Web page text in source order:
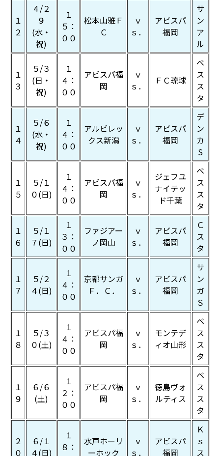
１
２
４/２
９
(水・
祝)
１
５：
００
松本山雅Ｆ
Ｃ
ｖ
ｓ．
アビスパ
福岡
サ
ン
ア
ル
１
３
５/３
(日・
祝)
１
４：
００
アビスパ福
岡
ｖ
ｓ．
ＦＣ琉球
ベ
ス
ス
タ
１
４
５/６
(水・
祝)
１
４：
００
アルビレッ
クス新潟
ｖ
ｓ．
アビスパ
福岡
デ
ン
カ
S
１
５
５/１
０(日)
１
４：
００
アビスパ福
岡
ｖ
ｓ．
ジェフユ
ナイテッ
ド千葉
ベ
ス
ス
タ
１
６
５/１
７(日)
１
３：
００
ファジアー
ノ岡山
ｖ
ｓ．
アビスパ
福岡
Ｃ
ス
タ
１
７
５/２
４(日)
１
４：
００
京都サンガ
Ｆ．Ｃ．
ｖ
ｓ．
アビスパ
福岡
サ
ン
ガ
Ｓ
１
８
５/３
０(土)
１
４：
００
アビスパ福
岡
ｖ
ｓ．
モンテデ
ィオ山形
ベ
ス
ス
タ
１
９
６/６
(土)
１
２：
００
アビスパ福
岡
ｖ
ｓ．
徳島ヴォ
ルティス
ベ
ス
ス
タ
２
０
６/１
４(日)
１
８：
水戸ホーリ
ーホック
ｖ
ｓ．
アビスパ
福岡
Ｋ
ｓ
ス